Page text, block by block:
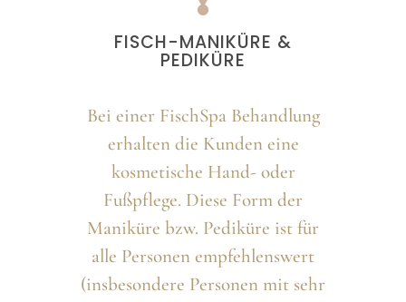
FISCH-MANIKÜRE &
PEDIKÜRE
Bei einer FischSpa Behandlung
erhalten die Kunden eine
kosmetische Hand- oder
Fußpflege. Diese Form der
Maniküre bzw. Pediküre ist für
alle Personen empfehlenswert
(insbesondere Personen mit sehr